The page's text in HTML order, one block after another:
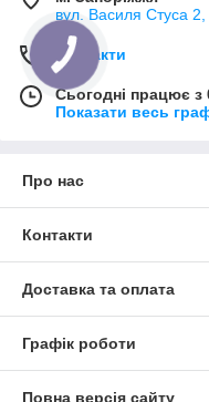
вул. Василя Стуса
Контакти
Сьогодні працює з
Показати весь
Про нас
Контакти
Доставка та оплата
Графік роботи
Повна версія сайту